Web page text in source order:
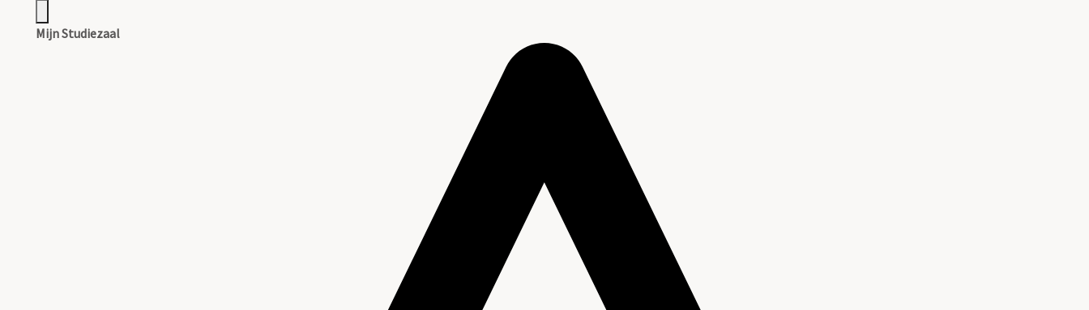
Mijn Studiezaal